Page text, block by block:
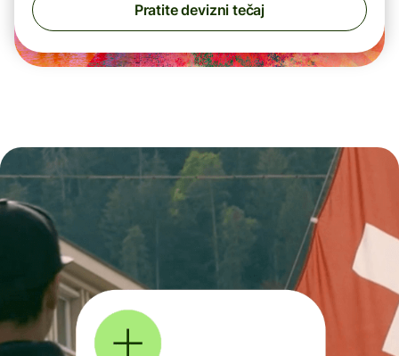
Pratite devizni tečaj